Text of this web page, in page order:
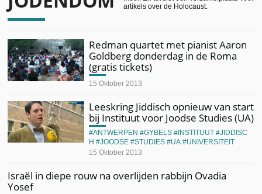
artikels over de Holocaust.
Redman quartet met pianist Aaron
Goldberg donderdag in de Roma
(gratis tickets)
15 Oktober 2013
Leeskring Jiddisch opnieuw van start
bij Instituut voor Joodse Studies (UA)
15 Oktober 2013
ANTWERPEN GYBELS INSTITUUT
JIDDISC
H
JOODSE STUDIES UA UNIVERSITEIT
Israël in diepe rouw na overlijden rabbijn Ovadia
Yosef